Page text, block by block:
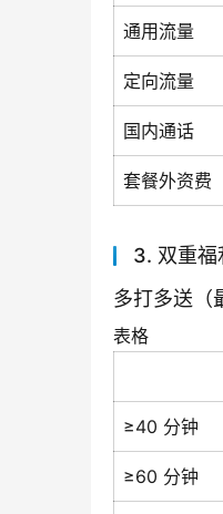
通用流量
定向流量
国内通话
套餐外资费
3. 双重福
多打多送（
表格
≥40 分钟
≥60 分钟